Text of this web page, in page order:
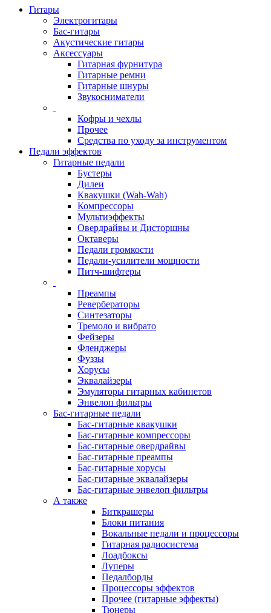
Гитары
Электрогитары
Бас-гитары
Акустические гитары
Аксессуары
Гитарная фурнитура
Гитарные ремни
Гитарные шнуры
Звукосниматели
Кофры и чехлы
Прочее
Средства по уходу за инструментом
Педали эффектов
Гитарные педали
Бустеры
Дилеи
Квакушки (Wah-Wah)
Компрессоры
Мультиэффекты
Овердрайвы и Дисторшны
Октаверы
Педали громкости
Педали-усилители мощности
Питч-шифтеры
Преампы
Ревербераторы
Синтезаторы
Тремоло и вибрато
Фейзеры
Фленджеры
Фуззы
Хорусы
Эквалайзеры
Эмуляторы гитарных кабинетов
Энвелоп фильтры
Бас-гитарные педали
Бас-гитарные квакушки
Бас-гитарные компрессоры
Бас-гитарные овердрайвы
Бас-гитарные преампы
Бас-гитарные хорусы
Бас-гитарные эквалайзеры
Бас-гитарные энвелоп фильтры
А также
Биткрашеры
Блоки питания
Вокальные педали и процессоры
Гитарная радиосистема
Лоадбоксы
Луперы
Педалборды
Процессоры эффектов
Прочее (гитарные эффекты)
Тюнеры